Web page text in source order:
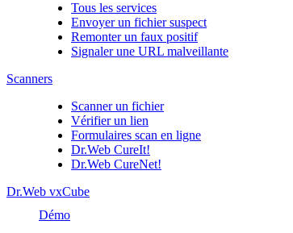
Tous les services
Envoyer un fichier suspect
Remonter un faux positif
Signaler une URL malveillante
Scanners
Scanner un fichier
Vérifier un lien
Formulaires scan en ligne
Dr.Web CureIt!
Dr.Web CureNet!
Dr.Web vxCube
Démo